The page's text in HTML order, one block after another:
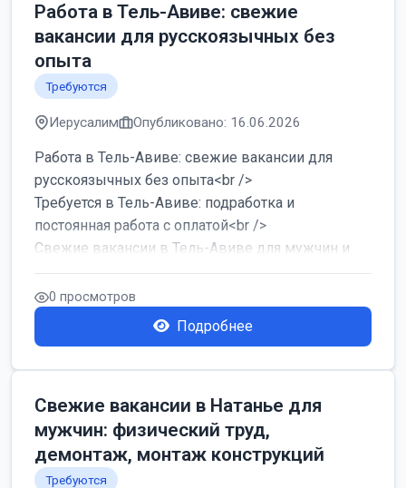
Работа в Тель-Авиве: свежие
вакансии для русскоязычных без
опыта
Требуются
Иерусалим Опубликовано: 16.06.2026
Работа в Тель-Авиве: свежие вакансии для
русскоязычных без опыта<br />
Требуется в Тель-Авиве: подработка и
постоянная работа с оплатой<br />
Свежие вакансии в Тель-Авиве для мужчин и
женщин от хозя...
0 просмотров
Подробнее
Свежие вакансии в Натанье для
мужчин: физический труд,
демонтаж, монтаж конструкций
Требуются